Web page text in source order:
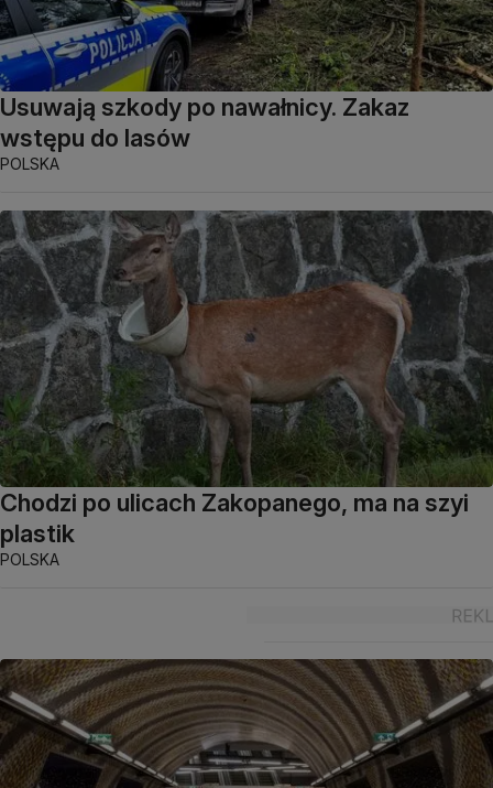
Usuwają szkody po nawałnicy. Zakaz
wstępu do lasów
POLSKA
Chodzi po ulicach Zakopanego, ma na szyi
plastik
POLSKA